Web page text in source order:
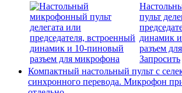
пульт
динамик
разъем
Запросить
Компактный настольный пульт с
синхронного перевода. Микрофон